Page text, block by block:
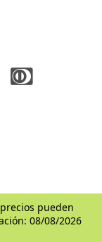
pueden
08/08/2026